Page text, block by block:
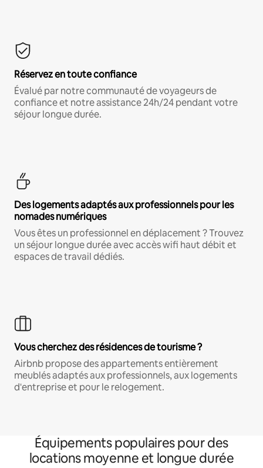
Réservez en toute confiance
Évalué par notre communauté de voyageurs de
confiance et notre assistance 24h/24 pendant votre
séjour longue durée.
Des logements adaptés aux professionnels pour les
nomades numériques
Vous êtes un professionnel en déplacement ? Trouvez
un séjour longue durée avec accès wifi haut débit et
espaces de travail dédiés.
Vous cherchez des résidences de tourisme ?
Airbnb propose des appartements entièrement
meublés adaptés aux professionnels, aux logements
d'entreprise et pour le relogement.
Équipements populaires pour des
locations moyenne et longue durée